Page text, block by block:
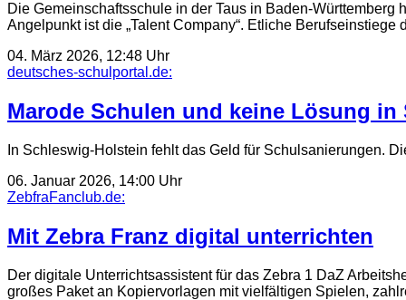
Die Gemeinschaftsschule in der Taus in Baden-
Angelpunkt ist die „Talent Company“. Etliche
04. März 2026, 12:48 Uhr
deutsches-schulportal.de:
Marode Schulen und keine Lösung in
In Schleswig-Holstein fehlt das Geld für Schulsanierungen.
06. Januar 2026, 14:00 Uhr
ZebfraFanclub.de:
Mit Zebra Franz digital unterrichten
Der digitale Unterrichtsassistent für das Zebra 1 DaZ
großes Paket an Kopiervorlagen mit vielfältigen Spielen,